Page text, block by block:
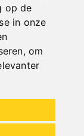
op de
in onze
,om